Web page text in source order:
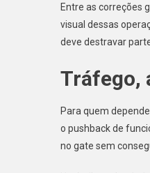
Entre as correções
visual dessas
deve destravar
Tráfego,
Para quem
o pushback de
no gate sem